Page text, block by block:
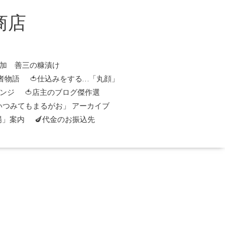
店
善三の糠漬け
物語
🍅仕込みをする…「丸顔」
ジ
🍅店主のブログ傑作選
つみてもまるがお」 アーカイブ
案内
🍆代金のお振込先